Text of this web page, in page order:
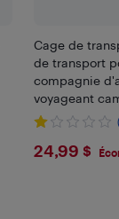
Cage de
de transport
compagnie
voyageant
24,99 $